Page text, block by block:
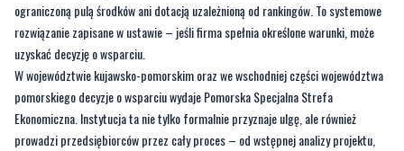
ograniczoną pulą środków ani dotacją uzależnioną od rankingów. To systemowe
rozwiązanie zapisane w ustawie – jeśli firma spełnia określone warunki, może
uzyskać decyzję o wsparciu.
W województwie kujawsko-pomorskim oraz we wschodniej części województwa
pomorskiego decyzje o wsparciu wydaje Pomorska Specjalna Strefa
Ekonomiczna. Instytucja ta nie tylko formalnie przyznaje ulgę, ale również
prowadzi przedsiębiorców przez cały proces – od wstępnej analizy projektu,